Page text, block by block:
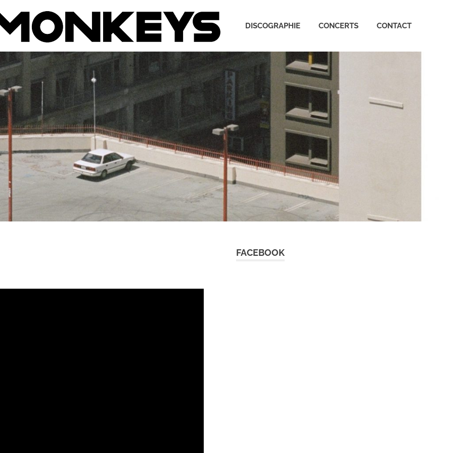
Arctic
Monkeys
France
DISCOGRAPHIE CONCERTS CONTACT
FACEBOOK